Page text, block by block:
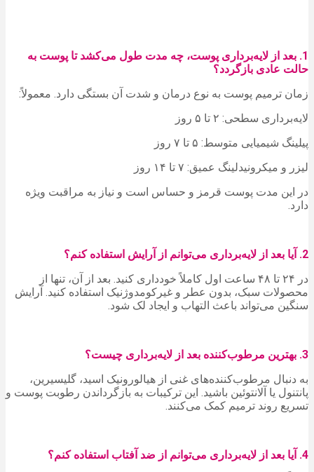
1. بعد از لایه‌برداری پوست، چه مدت طول می‌کشد تا پوست به
حالت عادی بازگردد؟
زمان ترمیم پوست به نوع درمان و شدت آن بستگی دارد. معمولاً:
لایه‌برداری سطحی: ۲ تا ۵ روز
پیلینگ شیمیایی متوسط: ۵ تا ۷ روز
لیزر و میکرونیدلینگ عمیق: ۷ تا ۱۴ روز
در این مدت پوست قرمز و حساس است و نیاز به مراقبت ویژه
دارد.
2. آیا بعد از لایه‌برداری می‌توانم از آرایش استفاده کنم؟
در ۲۴ تا ۴۸ ساعت اول کاملاً خودداری کنید. بعد از آن، تنها از
محصولات سبک، بدون عطر و غیرکومدوژنیک استفاده کنید. آرایش
سنگین می‌تواند باعث التهاب و ایجاد لک شود.
3. بهترین مرطوب‌کننده بعد از لایه‌برداری چیست؟
به دنبال مرطوب‌کننده‌های غنی از هیالورونیک اسید، گلیسیرین،
پانتنول یا آلانتوئین باشید. این ترکیبات به بازگرداندن رطوبت پوست و
تسریع روند ترمیم کمک می‌کنند.
4. آیا بعد از لایه‌برداری می‌توانم از ضد آفتاب استفاده کنم؟